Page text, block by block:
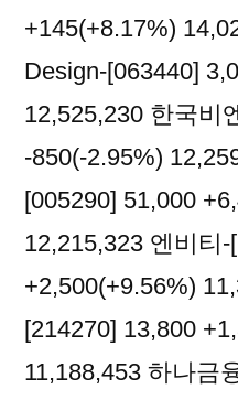
+145(+8.17%)
Design-[063440]
12,525,230 한국비
-850(-2.95%)
[005290] 51,000
12,215,323 엔비티
+2,500(+9.56%)
[214270] 13,800
11,188,453 하나금